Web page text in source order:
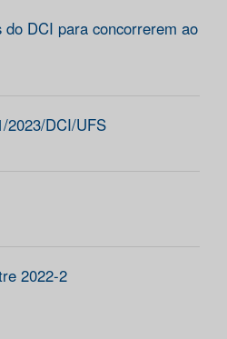
do DCI para concorrerem ao
2023/DCI/UFS
2022-2